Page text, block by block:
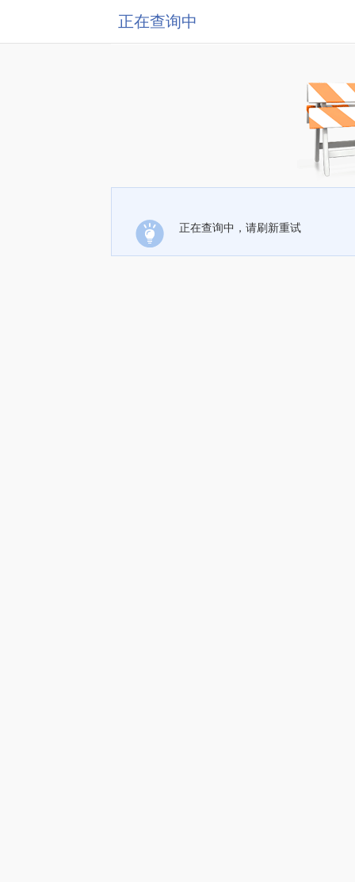
正在查询中
正在查询中，请刷新重试